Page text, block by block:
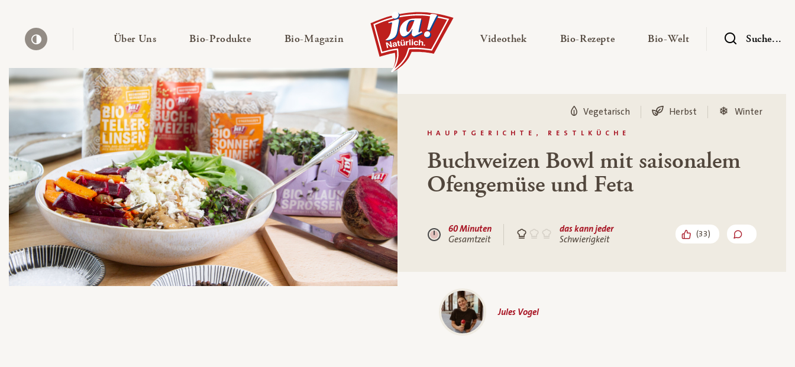
Über Uns— Untermenü ausklappen
Bio-Produkte— Untermenü ausklappen
Bio-Magazin — Untermenü ausklappen Videothek— Untermenü ausklappen
Bio-Rezepte— Untermenü ausklappen
Bio-Welt — UntermenüSuche...
HAUPTGERICHTE, RESTLKÜCHE
Vegetarisch Herbst Winter
Buchweizen Bowl mit saisonalem
Ofengemüse und Feta
60 Minuten
Gesamtzeit
das kann jeder
Schwierigkeit
(33)
Jules Vogel